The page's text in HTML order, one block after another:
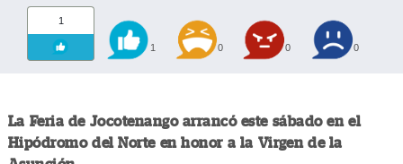
1
1 0 0 0
La Feria de Jocotenango arrancó este sábado en el
Hipódromo del Norte en honor a la Virgen de la